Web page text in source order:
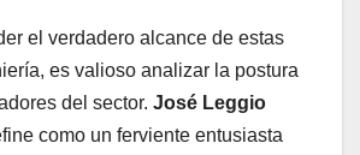
el verdadero alcance de estas
es valioso analizar la postura
del sector. José Leggio
como un ferviente entusiasta